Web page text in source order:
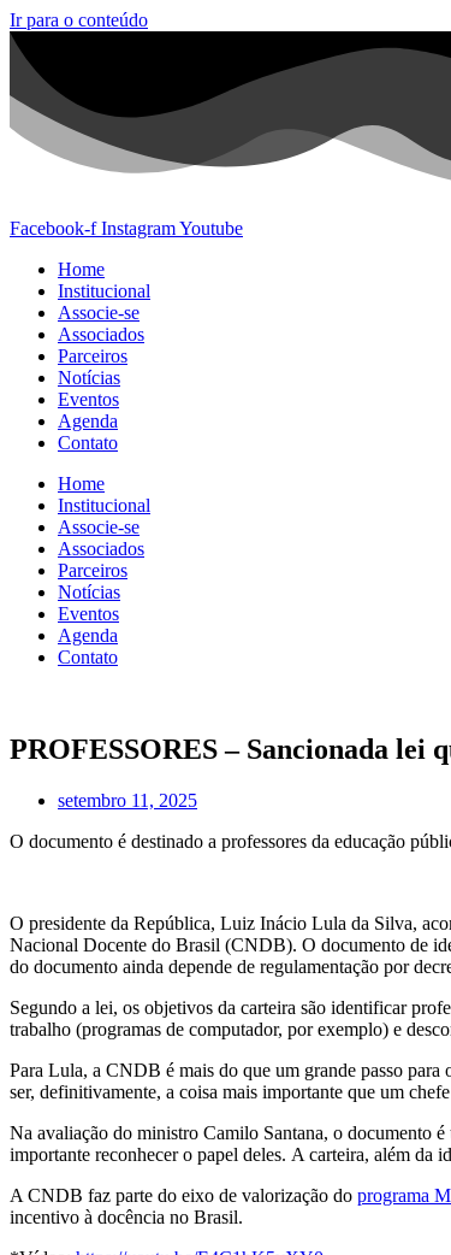
Ir para o conteúdo
Facebook-f InstagramYoutube
Home
Institucional
Associe-se
Associados
Parceiros
Notícias
Eventos
Agenda
Contato
Home
Institucional
Associe-se
Associados
Parceiros
Notícias
Eventos
Agenda
Contato
PROFESSORES – Sancionada lei
setembro 11, 2025
O documento é destinado a professores da educação
O presidente da República, Luiz Inácio Lula da Silva,
Nacional Docente do Brasil (CNDB). O documento de
do documento ainda depende de regulamentação por
Segundo a lei, os objetivos da carteira são identificar
trabalho (programas de computador, por exemplo) e
Para Lula, a CNDB é mais do que um grande passo para
ser, definitivamente, a coisa mais importante que um
Na avaliação do ministro Camilo Santana, o documento é
importante reconhecer o papel deles. A carteira, além da
A CNDB faz parte do eixo de valorização do programa
incentivo à docência no Brasil.